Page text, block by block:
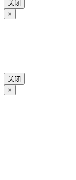
关闭
×
关闭
×